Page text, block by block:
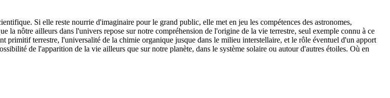
Si elle reste nourrie d'imaginaire pour le grand public, elle met en jeu les compétences des astronomes,
la nôtre ailleurs dans l'univers repose sur notre compréhension de l'origine de la vie terrestre, seul exemple connu à ce
terrestre, l'universalité de la chimie organique jusque dans le milieu interstellaire, et le rôle éventuel d'un apport
de l'apparition de la vie ailleurs que sur notre planète, dans le système solaire ou autour d'autres étoiles. Où en